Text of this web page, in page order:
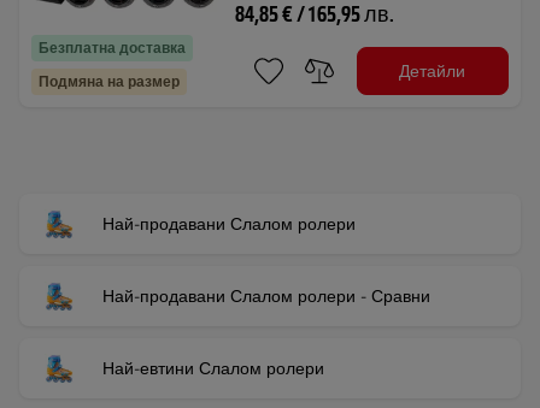
Безплатна доставка
Подмяна на размер
84,85 € / 165,95 лв.
Детайли
Най-продавани Слалом ролери
Най-продавани Слалом ролери - Сравни
Най-евтини Слалом ролери